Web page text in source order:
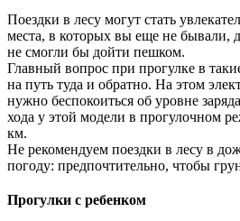
Поездки в лесу могут стать
места, в которых вы еще не бывали,
не смогли бы дойти пешком.
Главный вопрос при прогулке в
на путь туда и обратно. На этом
нужно беспокоиться об уровне
хода у этой модели в прогулочном
км.
Не рекомендуем поездки в лесу в
погоду: предпочтительно, чтобы
Прогулки с ребенком